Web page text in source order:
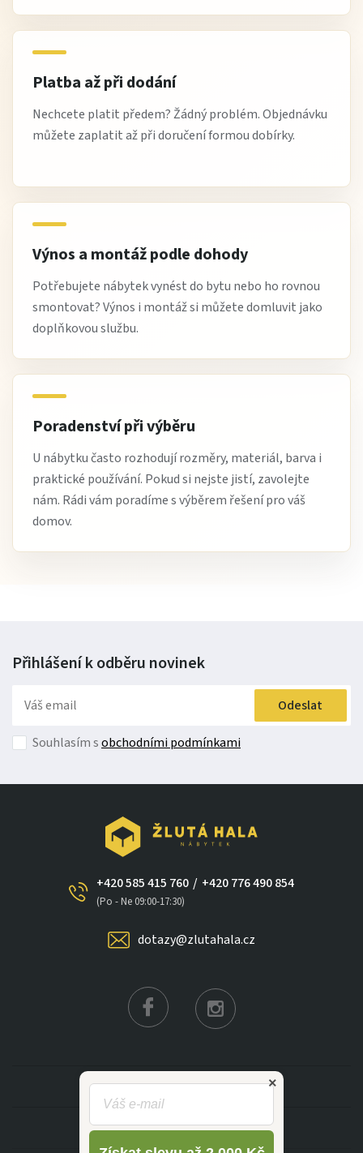
Platba až při dodání
Nechcete platit předem? Žádný problém. Objednávku
můžete zaplatit až při doručení formou dobírky.
Výnos a montáž podle dohody
Potřebujete nábytek vynést do bytu nebo ho rovnou
smontovat? Výnos i montáž si můžete domluvit jako
doplňkovou službu.
Poradenství při výběru
U nábytku často rozhodují rozměry, materiál, barva i
praktické používání. Pokud si nejste jistí, zavolejte
nám. Rádi vám poradíme s výběrem řešení pro váš
domov.
Přihlášení k odběru novinek
Odeslat
Souhlasím sobchodními podmínkami
+420 585 415 760
(Po - Ne 09:00-17:30)
/ +420 776 490 854
dotazy@zlutahala.cz
KATEGORIE
INFORMACE